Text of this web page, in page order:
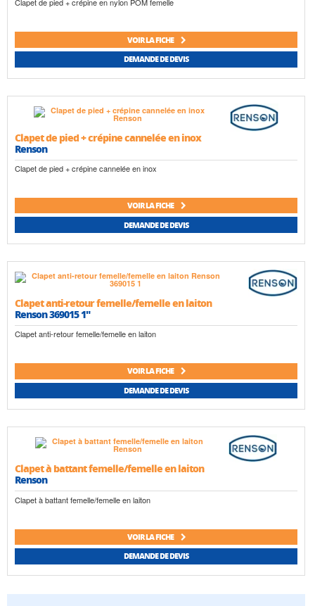
Clapet de pied + crépine en nylon POM femelle
VOIR LA FICHE
DEMANDE DE DEVIS
Clapet de pied + crépine cannelée en inox
Renson
Clapet de pied + crépine cannelée en inox
VOIR LA FICHE
DEMANDE DE DEVIS
Clapet anti-retour femelle/femelle en laiton
Renson 369015 1"
Clapet anti-retour femelle/femelle en laiton
VOIR LA FICHE
DEMANDE DE DEVIS
Clapet à battant femelle/femelle en laiton
Renson
Clapet à battant femelle/femelle en laiton
VOIR LA FICHE
DEMANDE DE DEVIS